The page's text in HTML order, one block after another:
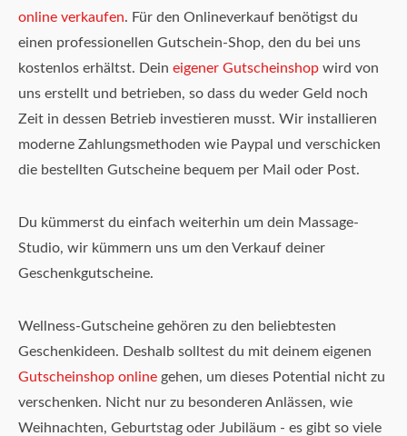
online verkaufen. Für den Onlineverkauf benötigst du
einen professionellen Gutschein-Shop, den du bei uns
kostenlos erhältst. Dein eigener Gutscheinshop wird von
uns erstellt und betrieben, so dass du weder Geld noch
Zeit in dessen Betrieb investieren musst. Wir installieren
moderne Zahlungsmethoden wie Paypal und verschicken
die bestellten Gutscheine bequem per Mail oder Post.
Du kümmerst du einfach weiterhin um dein Massage-
Studio, wir kümmern uns um den Verkauf deiner
Geschenkgutscheine.
Wellness-Gutscheine gehören zu den beliebtesten
Geschenkideen. Deshalb solltest du mit deinem eigenen
Gutscheinshop online gehen, um dieses Potential nicht zu
verschenken. Nicht nur zu besonderen Anlässen, wie
Weihnachten, Geburtstag oder Jubiläum - es gibt so viele